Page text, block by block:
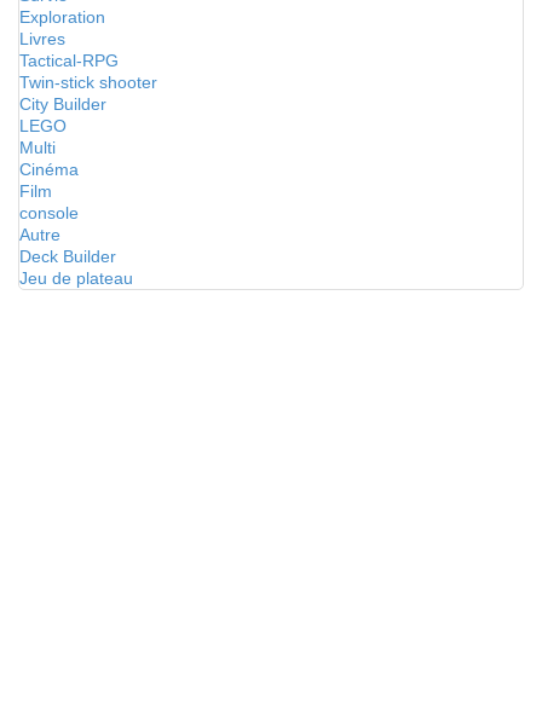
Exploration
Livres
Tactical-RPG
Twin-stick shooter
City Builder
LEGO
Multi
Cinéma
Film
console
Autre
Deck Builder
Jeu de plateau